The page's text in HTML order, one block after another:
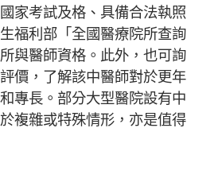
家考試及格、具備合法執照
福利部「全國醫療院所查詢
與醫師資格。此外，也可詢
價，了解該中醫師對於更年
專長。部分大型醫院設有中
複雜或特殊情形，亦是值得